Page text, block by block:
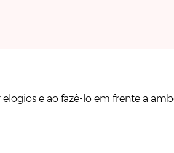
e ao fazê-lo em frente a